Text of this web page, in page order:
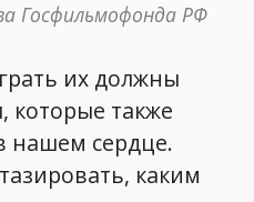
Госфильмофонда РФ
их должны
которые также
нашем сердце.
каким